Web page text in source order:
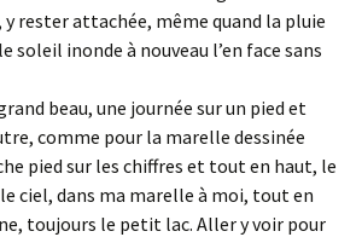
rester attachée, même quand la pluie
soleil inonde à nouveau l’en face sans
beau, une journée sur un pied et
comme pour la marelle dessinée
pied sur les chiffres et tout en haut, le
ciel, dans ma marelle à moi, tout en
toujours le petit lac. Aller y voir pour